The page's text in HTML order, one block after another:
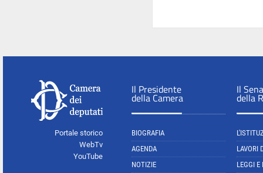
Portale storico
WebTv
YouTube
Il Presidente
della Camera
BIOGRAFIA
AGENDA
NOTIZIE
Il
della
LAVORI
LEGGI E